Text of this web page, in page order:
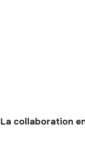
La collaboration